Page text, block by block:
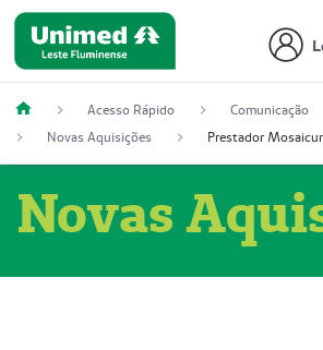
Acesso Rápido
Comunicação
Novas Aquisições
Novas